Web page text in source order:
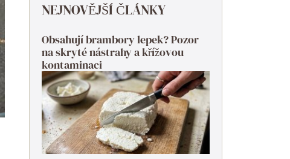
NEJNOVĚJŠÍ ČLÁNKY
Obsahují brambory lepek? Pozor
na skryté nástrahy a křížovou
kontaminaci